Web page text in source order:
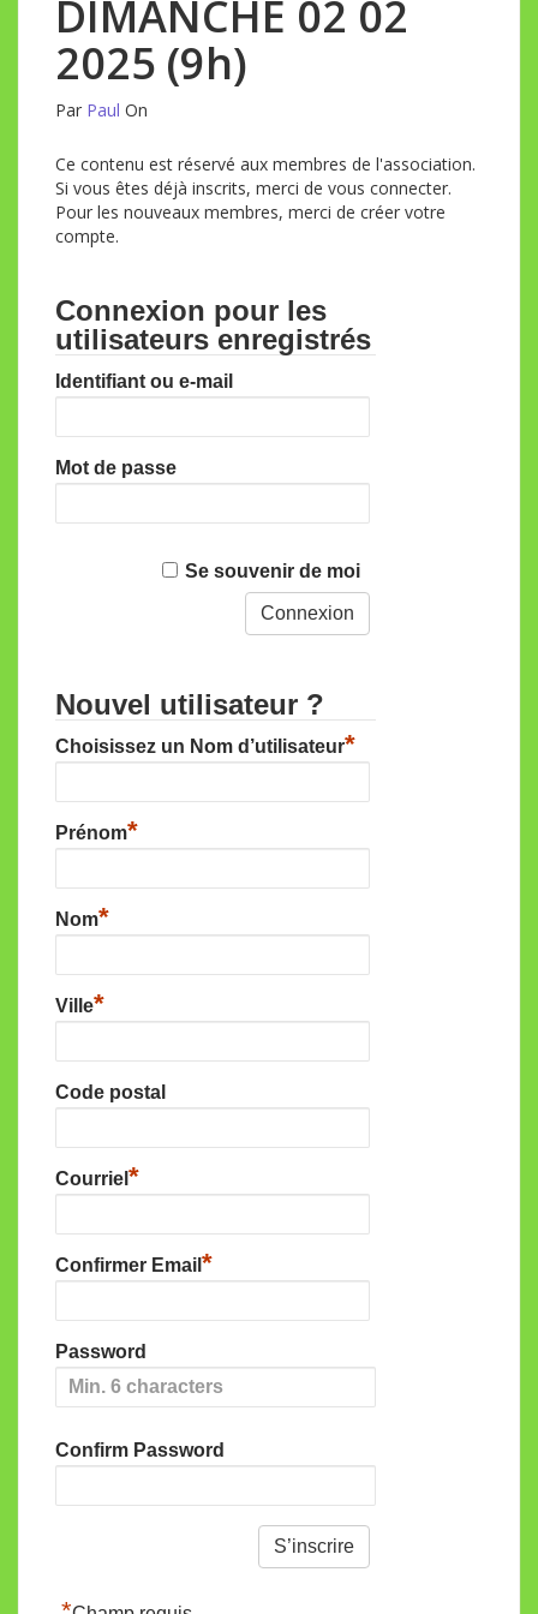
DIMANCHE 02 02
2025 (9h)
Par Paul On
Ce contenu est réservé aux membres de l'association.
Si vous êtes déjà inscrits, merci de vous connecter.
Pour les nouveaux membres, merci de créer votre
compte.
Connexion pour les
utilisateurs enregistrés
Identifiant ou e-mail
Mot de passe
Se souvenir de moi
Nouvel utilisateur ?
Choisissez un Nom d’utilisateur*
Prénom*
Nom*
Ville*
Code postal
Courriel *
Confirmer Email *
Password
Confirm Password